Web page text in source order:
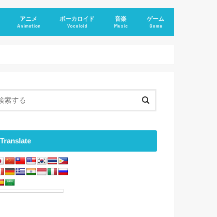
アニメ
Animation
ボーカロイド
Vocaloid
音楽
Music
ゲーム
Game
Translate